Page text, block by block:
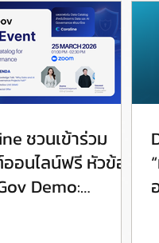
ชวนเข้าร่วม
อนไลน์ฟรี หัวข้อ
Demo: